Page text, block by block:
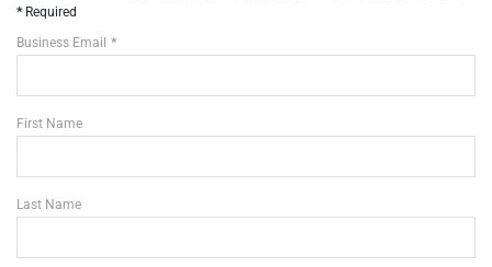
Required
Business Email
First Name
Last Name